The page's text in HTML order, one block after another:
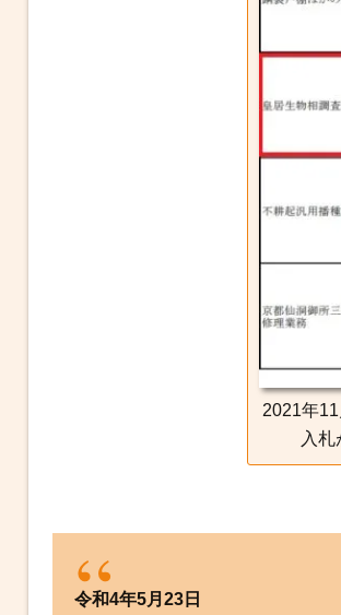
2021年
入
令和4年5月23日